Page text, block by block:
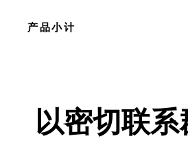
产品小计
以密切联